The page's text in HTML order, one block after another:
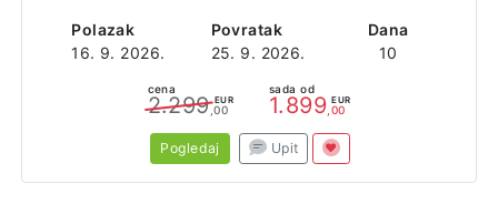
Polazak
16. 9. 2026.
Povratak
25. 9. 2026.
Dana
10
cena
2.299 EUR
,00
sada od
1.899 EUR
,00
Pogledaj Upit